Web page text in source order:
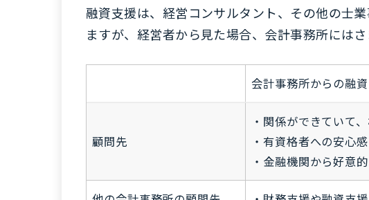
融資支援は、経営コンサルタント、その他の士
ますが、経営者から見た場合、会計事務所にはさ
会計事務所からの融
顧問先
・関係ができていて
・有資格者への安心
・金融機関から好意